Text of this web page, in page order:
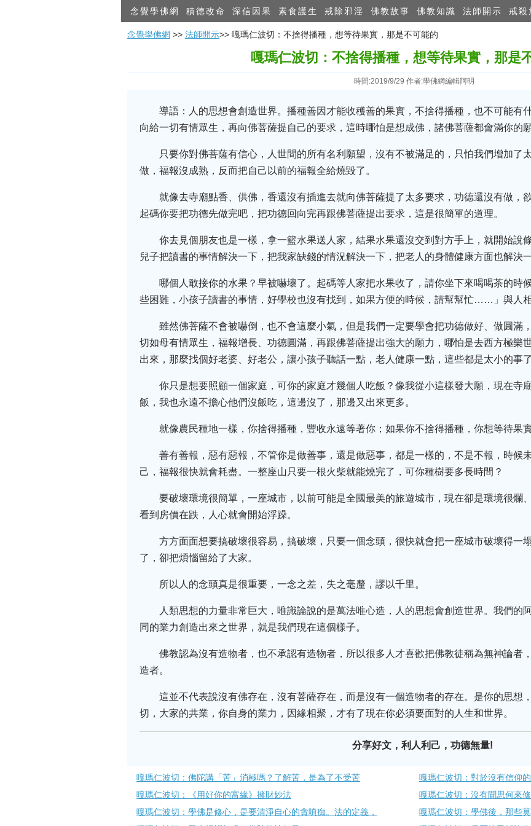
念覺學佛網 積德改命 深信因果 素食護生 戒除邪淫 佛教故事 佛教知識 法師開示 戒殺
念覺學佛網 >> 法師開示>> 嘎瑪仁波切：不捨得播種，想等待果實，那是不可能的
嘎瑪仁波切：不捨得播種，想等待果實，那是
時間:2019/9/29 作者:學佛網編輯阿明
導語：人的思想會創造世界。播種善因才能收穫善的果實，不捨得播種，也不可能有
向給一切有情眾生，再向佛菩薩提自己的要求，這時哪怕是想成佛，諸佛菩薩都會滿你的願
只要你對佛菩薩有信心，人世間的所有名利願望，沒有不被滿足的，只怕我們增加了
做，福報沒成熟，反而把自己以前的福報全給燒毀了。
就像去寺廟點香、供佛，香還沒有插進去就向佛菩薩提了太多要求，功德還沒有做，
起碼你要把功德先做完吧，把功德回向完再跟佛菩薩提出要求，這是很簡單的道理。
你去見個朋友也是一樣，拿一籃水果送人家，結果水果還沒交到對方手上，就開始說
兒子把讀書的事情解決一下，把我家缺錢的情況解決一下，把老人的身體健康方面也解決
哪個人敢接你的水果？早被嚇壞了。起碼等人家把水果收了，請你坐下來喝喝茶的時
些困難，小孩子讀書的事情，好學校也沒有找到，如果方便的時候，請幫幫忙……」與人相
雖然佛菩薩不會被嚇倒，也不會這麼小氣，但是我們一定要學會把功德做好、做圓滿
切如母有情眾生，福報增長、功德圓滿，再跟佛菩薩提出強大的願力，哪怕是去西方極樂
出來，那麼找個好老婆、好老公，讓小孩子聽話一點，老人健康一點，這些都是太小的事了
你只是想要照顧一個家庭，可你的家庭才幾個人吃飯？像我從小這樣發大願，現在寺
飯，我也永遠不擔心他們沒飯吃，這邊沒了，那邊又出來更多。
就像農民種地一樣，你捨得播種，豐收永遠等著你；如果你不捨得播種，你想等待果
善有善報，惡有惡報，不管你是做善事，還是做惡事，都是一樣的，不是不報，時候
己，福報很快就會耗盡。一整座山只要一根火柴就能燒完了，可你種樹要多長時間？
要破壞環境很簡單，一座城市，以前可能是全國最美的旅遊城市，現在卻是環境很爛
看到房價在跌，人心就會開始浮躁。
方方面面想要搞破壞很容易，搞破壞，只要一個念頭，很快就會把一座城市破壞得一
了，卻把煩惱留給了大家。
所以人的念頭真是很重要，一念之差，失之毫釐，謬以千里。
人類思想的力量非常巨大，唯識論說的是萬法唯心造，人的思想會創造世界。我們的
同的業力創造出來之世界，就是我們現在這個樣子。
佛教認為沒有造物者，也不承認有造物者，所以很多人才喜歡把佛教徒稱為無神論者
造者。
這並不代表說沒有佛存在，沒有菩薩存在，而是沒有一個造物者的存在。是你的思想
切，大家的共業，你自身的業力，因緣相聚，才有了現在你必須要面對的人生和世界。
分享好文，利人利己，功德無量!
嘎瑪仁波切：佛陀講「苦」消極嗎？了解苦，是為了不受苦
嘎瑪仁波切：對於沒有信仰
嘎瑪仁波切：《用好你的富緣》擁財妙法
嘎瑪仁波切：沒有聞思何來
嘎瑪仁波切：學佛是修心，是要清淨自心的貪嗔痴。法的定義，
嘎瑪仁波切：學佛後，那些